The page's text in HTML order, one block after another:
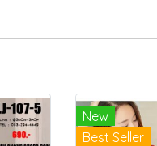
New
Best Seller